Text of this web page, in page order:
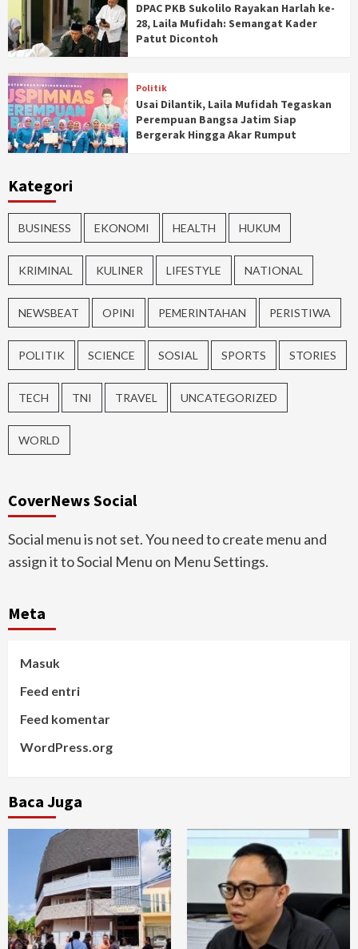
DPAC PKB Sukolilo Rayakan Harlah ke-
28, Laila Mufidah: Semangat Kader
Patut Dicontoh
Politik
Usai Dilantik, Laila Mufidah Tegaskan
Perempuan Bangsa Jatim Siap
Bergerak Hingga Akar Rumput
Kategori
BUSINESS EKONOMI HEALTH HUKUM
KRIMINAL KULINER LIFESTYLE NATIONAL
NEWSBEAT OPINI PEMERINTAHAN PERISTIWA
POLITIK SCIENCE SOSIAL SPORTS STORIES
TECH TNI TRAVEL UNCATEGORIZED
WORLD
CoverNews Social
Social menu is not set. You need to create menu and
assign it to Social Menu on Menu Settings.
Meta
Masuk
Feed entri
Feed komentar
WordPress.org
Baca Juga